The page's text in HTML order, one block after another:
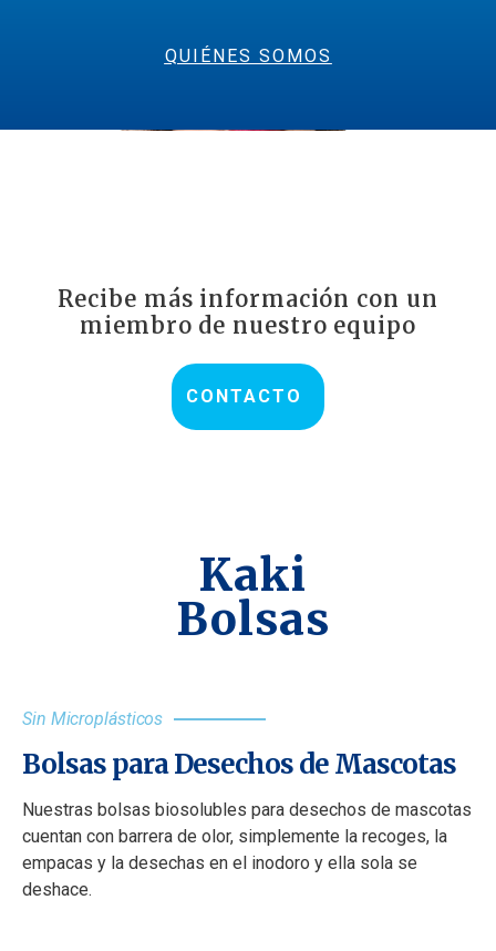
QUIÉNES SOMOS
Recibe más información con un
miembro de nuestro equipo
CONTACTO
Kaki
Bolsas
Sin Microplásticos
Bolsas para Desechos de Mascotas
Nuestras bolsas biosolubles para desechos de mascotas
cuentan con barrera de olor, simplemente la recoges, la
empacas y la desechas en el inodoro y ella sola se
deshace.